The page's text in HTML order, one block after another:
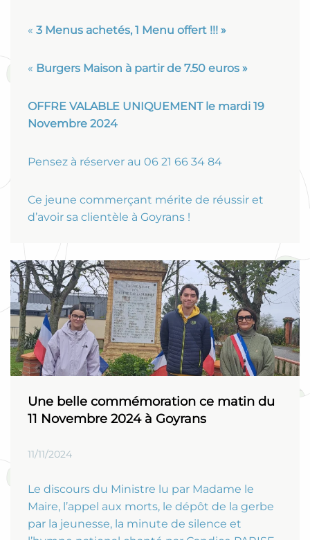
« 3 Menus achetés, 1 Menu offert !!! »
« Burgers Maison à partir de 7.50 euros »
OFFRE VALABLE UNIQUEMENT le mardi 19
Novembre 2024
Pensez à réserver au 06 21 66 34 84
Ce jeune commerçant mérite de réussir et
d’avoir sa clientèle à Goyrans !
Une belle commémoration ce matin du
11 Novembre 2024 à Goyrans
11/11/2024
Le discours du Ministre lu par Madame le
Maire, l’appel aux morts, le dépôt de la gerbe
par la jeunesse, la minute de silence et